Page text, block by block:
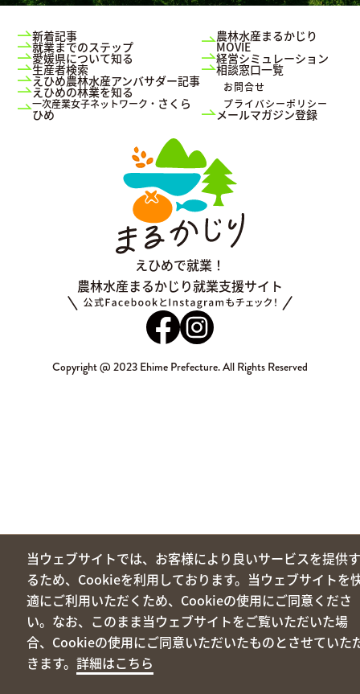
えひめで就業！
農林水産まるかじり就業支援サイト
新着記事
就業までのステップ
愛媛県について知る
生産者検索
えひめ農林水産アンバサダー記事
えひめの林業を知る
一次産業女子ネットワーク・ さくら
ひめ
農林水産まるかじり
MOVIE
経営シミュレーション
相談窓口一覧
お問合せ
プライバシーポリシー
メールマガジン登録
Copyright @ 2023 Ehime Prefecture. All Rights Reserved
当ウェブサイトでは、お客様により良いサービスを提供
るため、Cookieを利用しております。当ウェブサイトを
適にご利用いただくため、Cookieの使用にご同意くださ
い。なお、このまま当ウェブサイトをご覧いただいた場
合、Cookieの使用にご同意いただいたものとさせていた
きます。詳細はこちら